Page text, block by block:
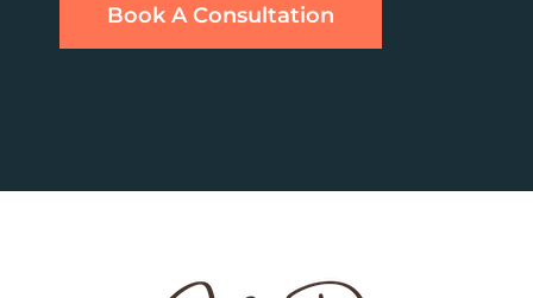
Book A Consultation